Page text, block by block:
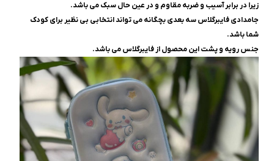
زیرا در برابر آسیب و ضربه مقاوم و در عین حال سبک می باشد.
جامدادی فایبرگلاس سه بعدی بچگانه می تواند انتخابی بی نظیر برای کودک
شما باشد.
جنس رویه و پشت این محصول از فایبرگلاس می باشد.